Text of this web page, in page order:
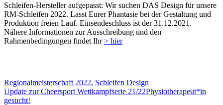
Schleifen-Hersteller aufgepasst: Wir suchen DAS Design für unsere
RM-Schleifen 2022. Lasst Eurer Phantasie bei der Gestaltung und
Produktion freien Lauf. Einsendeschluss ist der 31.12.2021.
Nähere Informationen zur Ausschreibung und den
Rahmenbedingungen findet Ihr> hier
Regionalmeisterschaft 2022, Schleifen Design
Update zur Cheersport Wettkampfserie 21/22Physiotherapeut*in
gesucht!